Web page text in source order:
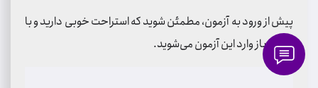
پیش از ورود به آزمون، مطمئن شوید که استراحت خوبی دارید و با
ذهنی باز وارد این آزمون می‌شوید.